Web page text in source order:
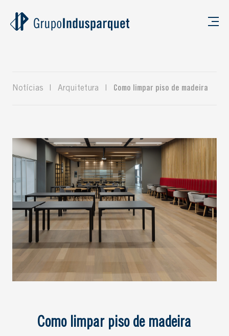
Notícias Arquitetura Como limpar piso de madeira
Como limpar piso de madeira